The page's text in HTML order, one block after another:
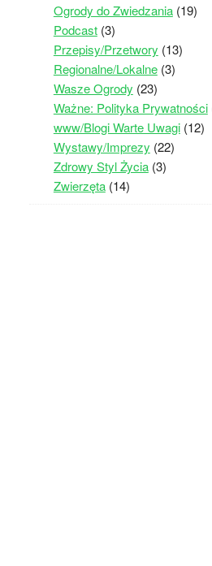
Ogrody do Zwiedzania(19)
Podcast(3)
Przepisy/Przetwory (13)
Regionalne/Lokalne(3)
Wasze Ogrody (23)
Ważne: Polityka Prywatności
www/Blogi Warte Uwagi(12)
Wystawy/Imprezy (22)
Zdrowy Styl Życia(3)
Zwierzęta(14)